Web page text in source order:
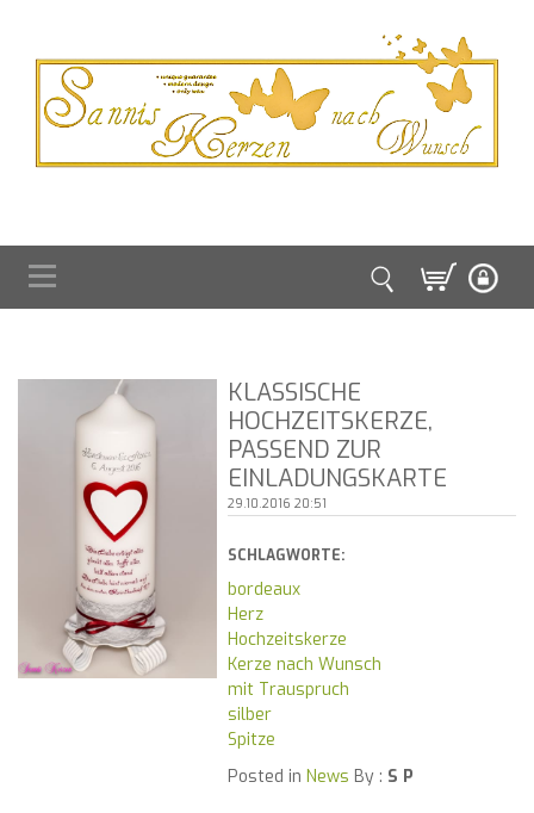
KLASSISCHE
HOCHZEITSKERZE,
PASSEND ZUR
EINLADUNGSKARTE
29.10.2016 20:51
SCHLAGWORTE:
bordeaux
Herz
Hochzeitskerze
Kerze nach Wunsch
mit Trauspruch
silber
Spitze
Posted in News By : S P